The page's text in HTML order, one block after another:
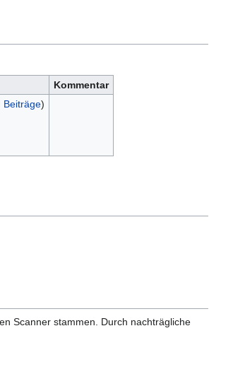
Kommentar
Beiträge)
Scanner stammen. Durch nachträgliche